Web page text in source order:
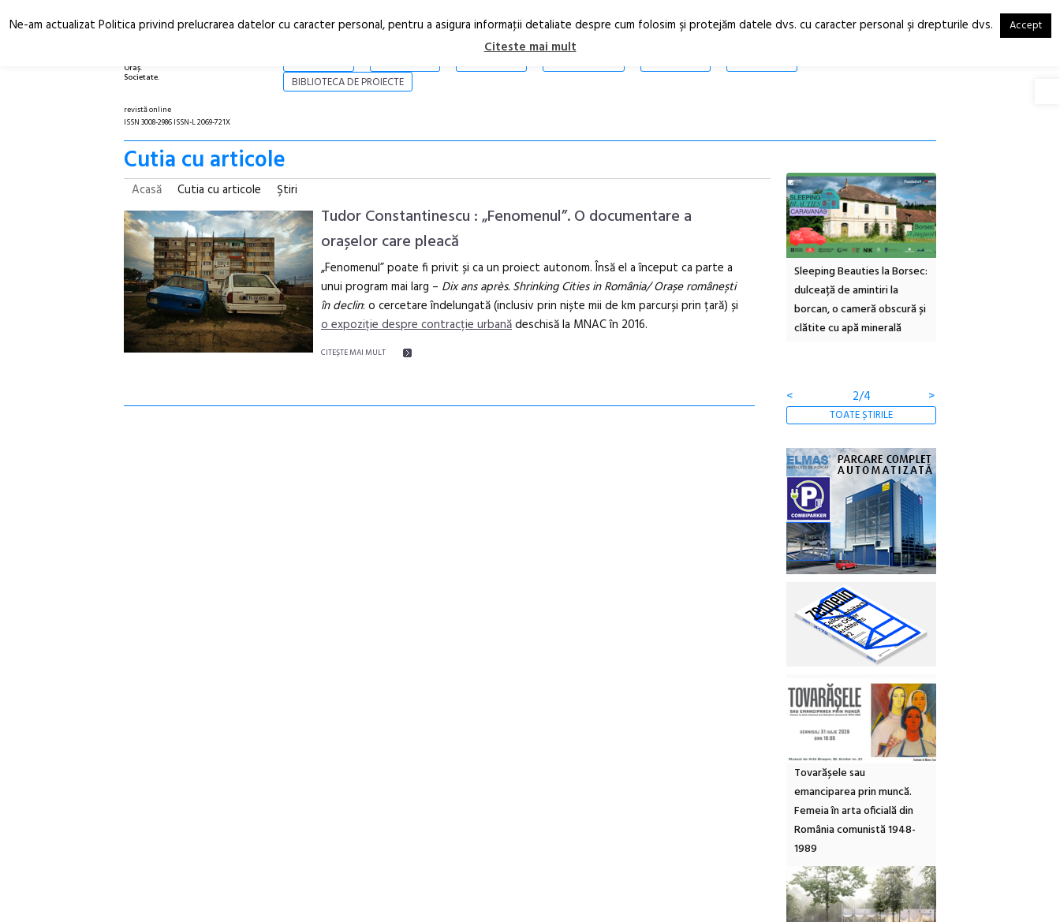
Oraș.
Societate.
RO
EN
BIBLIOTECA DE PROIECTE
revistă online
ISSN 3008-2986 ISSN-L 2069-721X
Cutia cu articole
Acasă Cutia cu articole Ştiri
Tudor Constantinescu : „Fenomenul”. O documentare a
orașelor care pleacă
„Fenomenul” poate fi privit și ca un proiect autonom. Însă el a început ca parte a
unui program mai larg – Dix ans après. Shrinking Cities in România/ Orașe românești
în declin: o cercetare îndelungată (inclusiv prin niște mii de km parcurși prin țară) și
o expoziție despre contracție urbanădeschisă la MNAC în 2016.
CITEŞTE MAI MULT
Festivalul Cinemascop
revine la Eforie Sud cu a IX-a
ediție
Sleeping Beauties la Borsec:
dulceață de amintiri la
borcan, o cameră obscură și
clătite cu apă minerală
< 2/4 >
TOATE ȘTIRILE
Tovarășele sau
emanciparea prin muncă.
Femeia în arta oficială din
România comunistă 1948-
1989
Ne-am actualizat Politica privind prelucrarea datelor cu caracter personal, pentru a asigura informaţii detaliate despre cum folosim şi protejăm datele dvs. cu caracter personal şi drepturile dvs. Accept
Citeste mai mult